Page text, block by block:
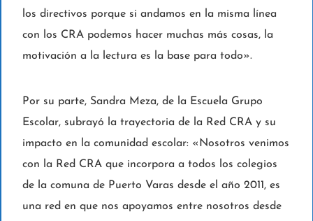
los directivos porque si andamos en la misma línea
con los CRA podemos hacer muchas más cosas, la
motivación a la lectura es la base para todo».
Por su parte, Sandra Meza, de la Escuela Grupo
Escolar, subrayó la trayectoria de la Red CRA y su
impacto en la comunidad escolar: «Nosotros venimos
con la Red CRA que incorpora a todos los colegios
de la comuna de Puerto Varas desde el año 2011, es
una red en que nos apoyamos entre nosotros desde